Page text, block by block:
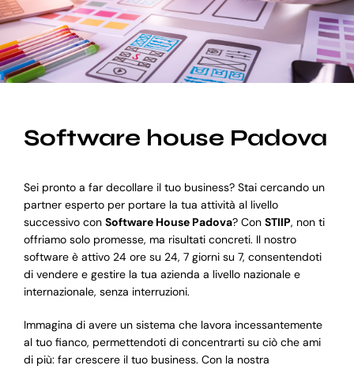
Blog
Software house Padova
Sei pronto a far decollare il tuo business? Stai cercando un
partner esperto per portare la tua attività al livello
successivo con Software House Padova? Con STIIP, non ti
offriamo solo promesse, ma risultati concreti. Il nostro
software è attivo 24 ore su 24, 7 giorni su 7, consentendoti
di vendere e gestire la tua azienda a livello nazionale e
internazionale, senza interruzioni.
Immagina di avere un sistema che lavora incessantemente
al tuo fianco, permettendoti di concentrarti su ciò che ami
di più: far crescere il tuo business. Con la nostra